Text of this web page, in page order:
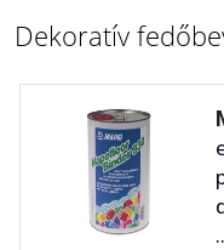
Dekoratív